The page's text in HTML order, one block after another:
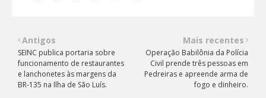
Mais recentes
Operação Babilônia da Polícia
Civil prende três pessoas em
Pedreiras e apreende arma de
fogo e dinheiro.
Antigos
SEINC publica portaria sobre
funcionamento de restaurantes
e lanchonetes às margens da
BR-135 na Ilha de São Luís.